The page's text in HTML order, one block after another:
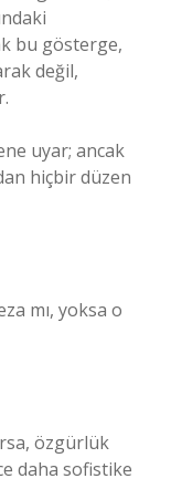
bu gösterge,
değil,
uyar; ancak
hiçbir düzen
mı, yoksa o
özgürlük
daha sofistike